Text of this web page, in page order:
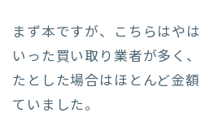
まず本ですが、こちらはや
いった買い取り業者が多く
たとした場合はほとんど金
ていました。